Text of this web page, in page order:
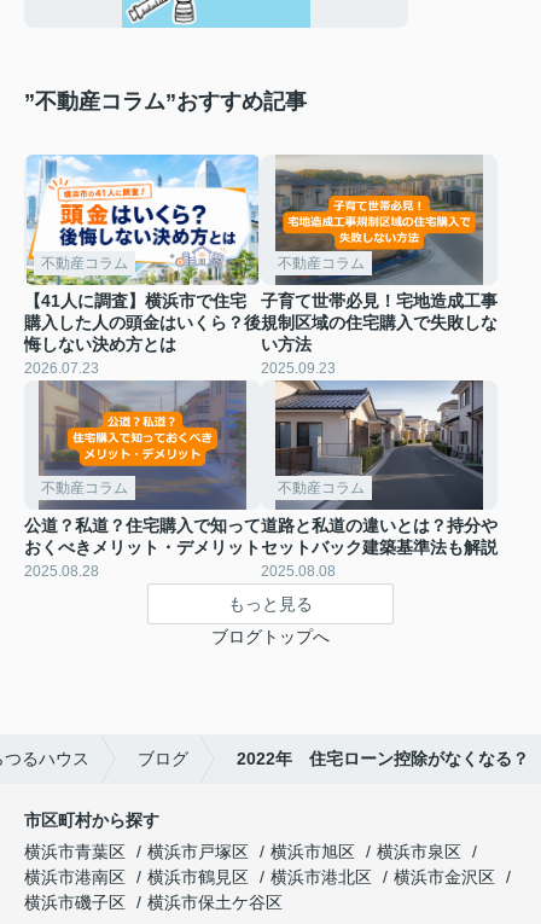
”不動産コラム”おすすめ記事
不動産コラム
【41人に調査】横浜市で住宅
購入した人の頭金はいくら？後
悔しない決め方とは
2026.07.23
不動産コラム
子育て世帯必見！宅地造成工事
規制区域の住宅購入で失敗しな
い方法
2025.09.23
不動産コラム
公道？私道？住宅購入で知って
おくべきメリット・デメリット
2025.08.28
不動産コラム
道路と私道の違いとは？持分や
セットバック建築基準法も解説
2025.08.08
もっと見る
ブログトップへ
るハウス ブログ 2022年 住宅ローン控除がなくなる？
市区町村から探す
横浜市青葉区
横浜市戸塚区 横浜市旭区
横浜市泉区
横浜市港南区
横浜市鶴見区 横浜市港北区
横浜市金沢区
横浜市磯子区
横浜市保土ケ谷区